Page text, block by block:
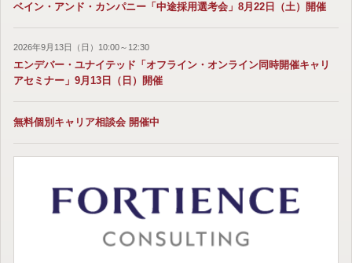
ベイン・アンド・カンパニー「中途採用選考会」8月22日（土）開催
2026年9月13日（日）10:00～12:30
エンデバー・ユナイテッド「オフライン・オンライン同時開催キャリ
アセミナー」9月13日（日）開催
無料個別キャリア相談会 開催中